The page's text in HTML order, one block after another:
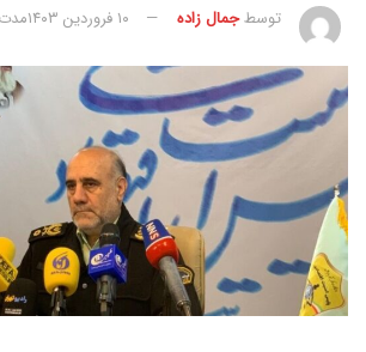
توسطجمال زاده ۱۰ فروردین ۱۴۰۳ مدت